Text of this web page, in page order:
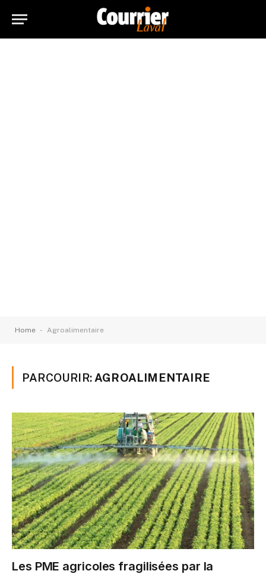
Home - Agroalimentaire
PARCOURIR: AGROALIMENTAIRE
Les PME agricoles fragilisées par la